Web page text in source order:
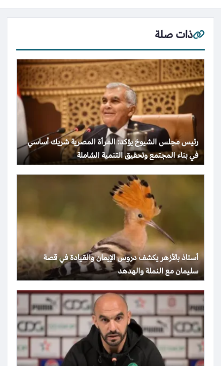
ذات صلة
رئيس مجلس الشيوخ يؤكد: المرأة المصرية شريك أساسي
في بناء المجتمع وتحقيق التنمية الشاملة
أستاذ بالأزهر يكشف دروس الإيمان والقيادة في قصة
سليمان مع النملة والهدهد